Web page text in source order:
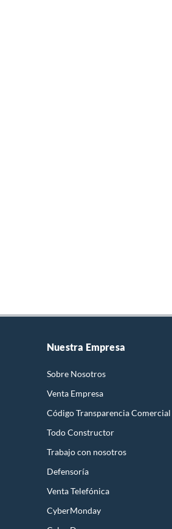
Nuestra Empresa
Sobre Nosotros
Venta Empresa
Código Transparencia Comercial
Todo Constructor
Trabajo con nosotros
Defensoría
Venta Telefónica
CyberMonday